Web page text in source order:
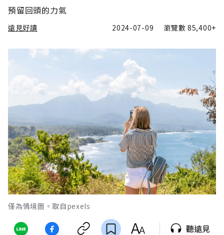
預留回頭的力氣
遠見好讀 2024-07-09 瀏覽數85,400+
僅為情境圖。取自pexels
聽遠見